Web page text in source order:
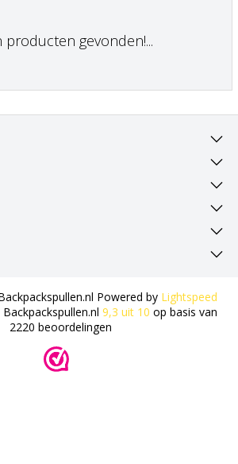
producten gevonden!...
Powered by Lightspeed
Backpackspullen.nl 9,3 uit 10 op basis van
2220 beoordelingen